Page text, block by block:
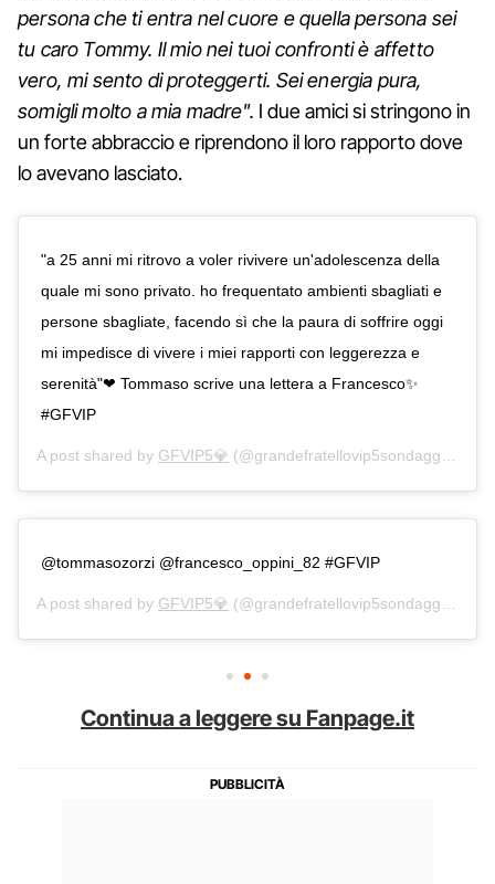
persona che ti entra nel cuore e quella persona sei
tu caro Tommy. Il mio nei tuoi confronti è affetto
vero, mi sento di proteggerti. Sei energia pura,
somigli molto a mia madre". I due amici si stringono in
un forte abbraccio e riprendono il loro rapporto dove
lo avevano lasciato.
"a 25 anni mi ritrovo a voler rivivere un'adolescenza della
quale mi sono privato. ho frequentato ambienti sbagliati e
persone sbagliate, facendo sì che la paura di soffrire oggi
mi impedisce di vivere i miei rapporti con leggerezza e
serenità"❤ Tommaso scrive una lettera a Francesco✨
#GFVIP
A post shared by GFVIP5💎 (@grandefratellovip5sondaggi) on
@tommasozorzi @francesco_oppini_82 #GFVIP
A post shared by GFVIP5💎 (@grandefratellovip5sondaggi) on
Continua a leggere su Fanpage.it